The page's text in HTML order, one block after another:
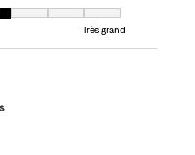
Très petit et 7 est égal à Très grand
Très grand